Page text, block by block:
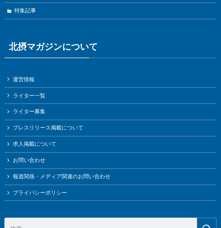
特集記事
北摂マガジンについて
運営情報
ライター一覧
ライター募集
プレスリリース掲載について
求人掲載について
お問い合わせ
報道関係・メディア関連のお問い合わせ
プライバシーポリシー